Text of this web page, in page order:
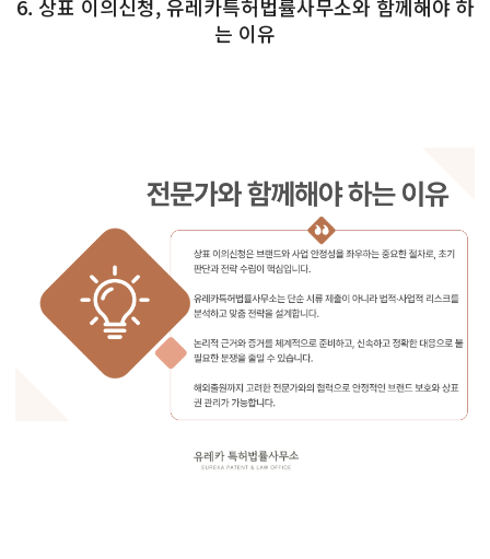
6. 상표 이의신청, 유레카특허법률사무소와 함께해야 하
는 이유